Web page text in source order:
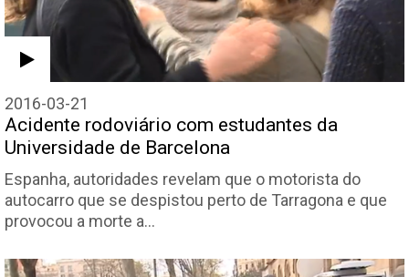
2016-03-21
Acidente rodoviário com estudantes da
Universidade de Barcelona
Espanha, autoridades revelam que o motorista do
autocarro que se despistou perto de Tarragona e que
provocou a morte a…